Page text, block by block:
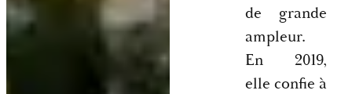
de grande
ampleur.
En 2019,
elle confie à